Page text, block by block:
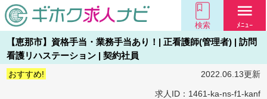
検索
menu
ﾒﾆｭｰ
【恵那市】資格手当・業務手当あり！| 正看護師(管理者) | 訪問
看護リハステーション | 契約社員
おすすめ! 2022.06.13更新
求人ID：1461-ka-ns-f1-kanf